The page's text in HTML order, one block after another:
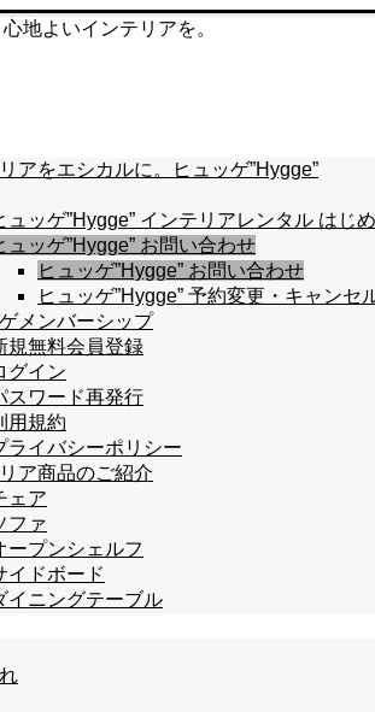
地よいインテリアを。
アをエシカルに。ヒュッゲ”Hygge”
ュッゲ”Hygge” インテリアレンタル はじ
ュッゲ”Hygge” お問い合わせ
ヒュッゲ”Hygge” お問い合わせ
ヒュッゲ”Hygge” 予約変更・キャンセ
メンバーシップ
規無料会員登録
グイン
スワード再発行
用規約
ライバシーポリシー
ア商品のご紹介
ェア
ファ
ープンシェルフ
イドボード
イニングテーブル